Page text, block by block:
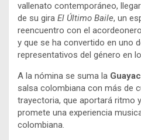
vallenato contemporáneo,
de su gira El Último Baile, un
reencuentro con el acordeonero
y que se ha convertido en uno
representativos del género en
A la nómina se suma la
salsa colombiana con más de
trayectoria, que aportará ritmo
promete una experiencia
colombiana.